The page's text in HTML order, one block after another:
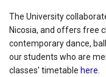
The University
Nicosia, and offers free
contemporary dance,
our students who are
classes' timetable here